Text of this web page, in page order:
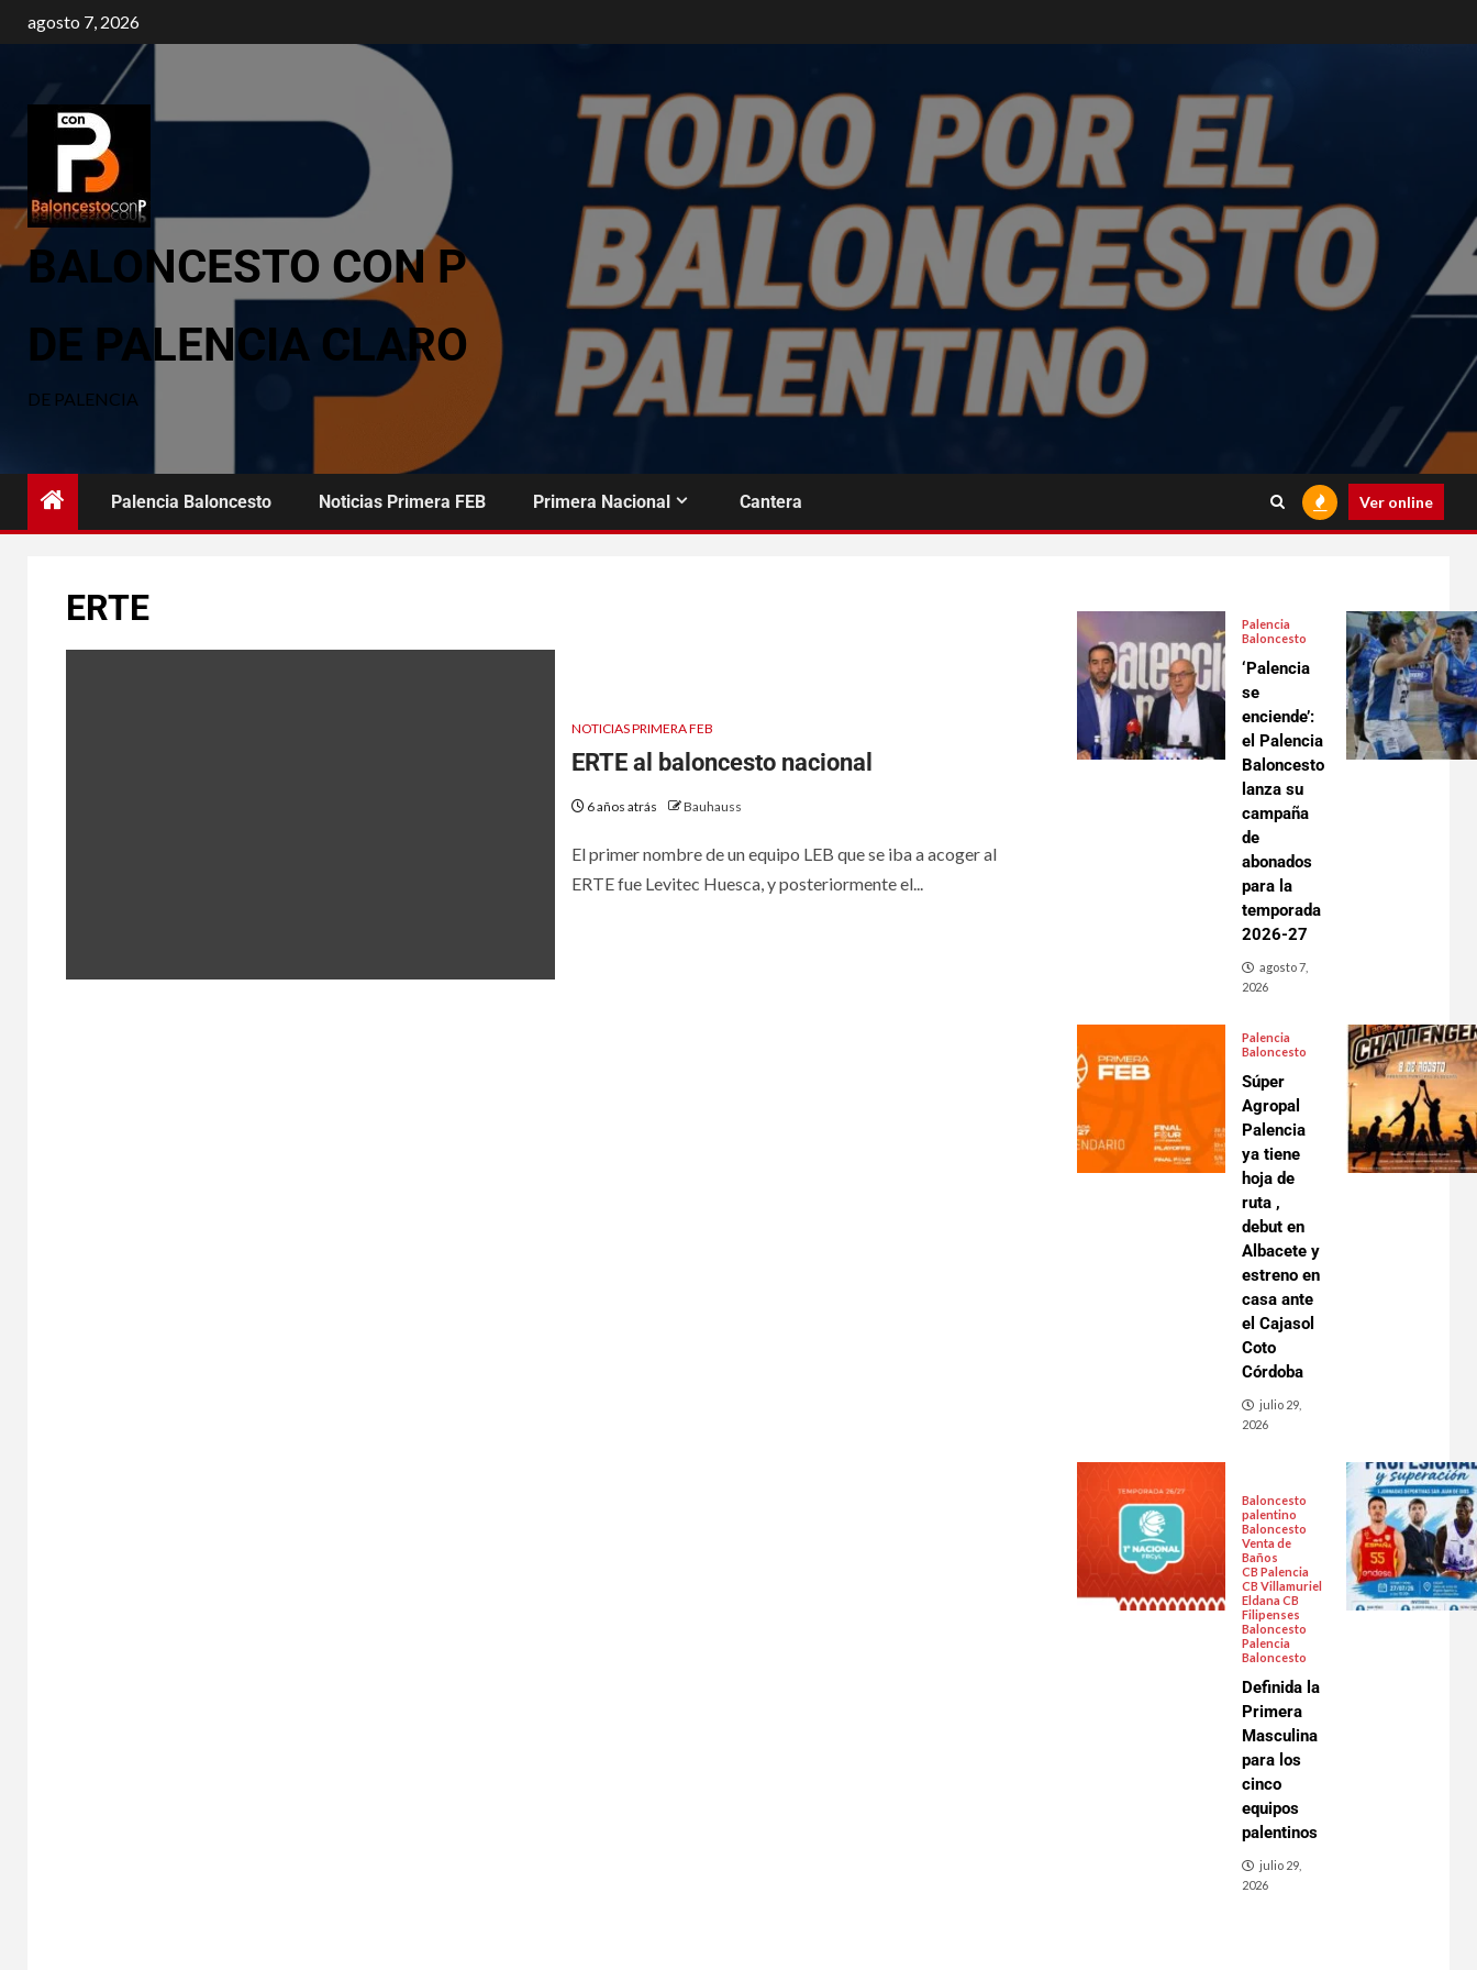
agosto 7, 2026
BALONCESTO CON P
DE PALENCIA CLARO
DE PALENCIA
Palencia Baloncesto Noticias Primera FEB Primera Nacional Cantera Ver online
ERTE
NOTICIAS PRIMERA FEB
ERTE al baloncesto nacional
6 años atrás Bauhauss
El primer nombre de un equipo LEB que se iba a acoger al
ERTE fue Levitec Huesca, y posteriormente el...
Palencia
Baloncesto
‘Palencia
se
enciende’:
el Palencia
Baloncesto
lanza su
campaña
de
abonados
para la
temporada
2026-27
agosto 7,
2026
Palencia
Baloncesto
Súper
Agropal
Palencia
ya tiene
hoja de
ruta ,
debut en
Albacete y
estreno en
casa ante
el Cajasol
Coto
Córdoba
julio 29,
2026
Baloncesto
palentino
Baloncesto
Venta de
Baños
CB Palencia
CB Villamuriel
Eldana CB
Filipenses
Baloncesto
Palencia
Baloncesto
Definida la
Primera
Masculina
para los
cinco
equipos
palentinos
julio 29,
2026